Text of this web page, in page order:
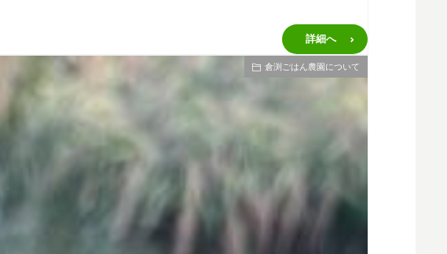
詳細へ
倉渕ごはん農園について